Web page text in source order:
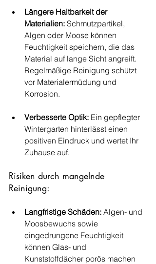
Längere Haltbarkeit der
Materialien: Schmutzpartikel,
Algen oder Moose können
Feuchtigkeit speichern, die das
Material auf lange Sicht angreift.
Regelmäßige Reinigung schützt
vor Materialermüdung und
Korrosion.
Verbesserte Optik: Ein gepflegter
Wintergarten hinterlässt einen
positiven Eindruck und wertet Ihr
Zuhause auf.
Risiken durch mangelnde
Reinigung:
Langfristige Schäden: Algen- und
Moosbewuchs sowie
eingedrungene Feuchtigkeit
können Glas- und
Kunststoffdächer porös machen